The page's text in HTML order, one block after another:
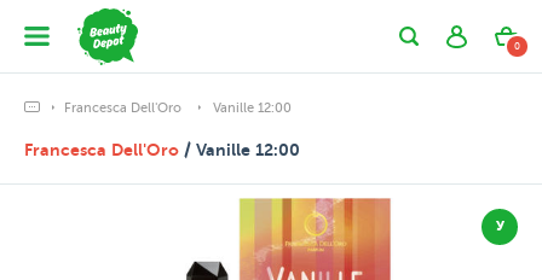
0
Francesca Dell'Oro Vanille 12:00
Francesca Dell'Oro / Vanille 12:00
У